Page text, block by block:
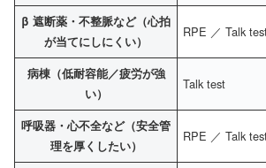
β 遮断薬・不整脈など（心拍
が当てにしにくい）
RPE ／ Talk
病棟（低耐容能／疲労が強
い）
Talk test
呼吸器・心不全など（安全管
理を厚くしたい）
RPE ／ Talk